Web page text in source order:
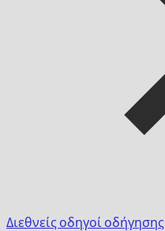
Διεθνείς οδηγοί οδήγησης